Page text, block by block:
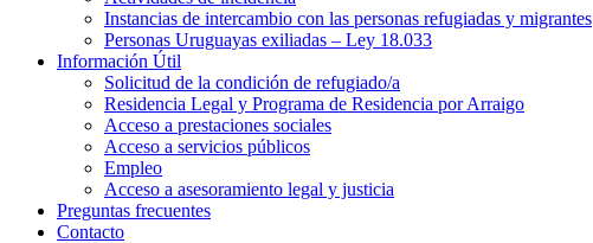
Instancias de intercambio con las personas refugiadas y migrantes​
Personas Uruguayas exiliadas – Ley 18.033
Información Útil
Solicitud de la condición de refugiado/a
Residencia Legal y Programa de Residencia por Arraigo
Acceso a prestaciones sociales
Acceso a servicios públicos
Empleo
Acceso a asesoramiento legal y justicia
Preguntas frecuentes
Contacto